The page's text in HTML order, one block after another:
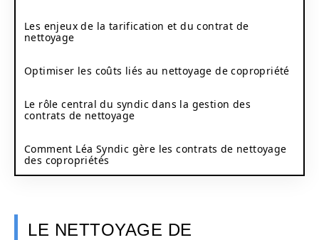
Les enjeux de la tarification et du contrat de
nettoyage
Optimiser les coûts liés au nettoyage de copropriété
Le rôle central du syndic dans la gestion des
contrats de nettoyage
Comment Léa Syndic gère les contrats de nettoyage
des copropriétés
LE NETTOYAGE DE